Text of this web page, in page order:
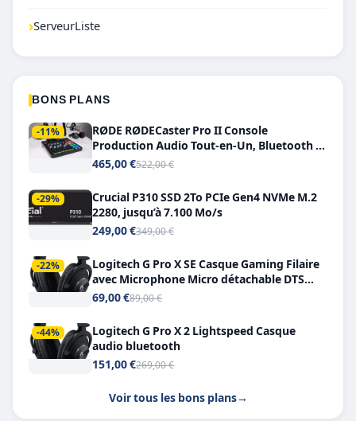
›ServeurListe
BONS PLANS
-11%
RØDE RØDECaster Pro II Console
Production Audio Tout-en-Un, Bluetooth et
Double USB-C
465,00 €522,00 €
-29%
Crucial P310 SSD 2To PCIe Gen4 NVMe M.2
2280, jusqu’à 7.100 Mo/s
249,00 €349,00 €
-22%
Logitech G Pro X SE Casque Gaming Filaire
avec Microphone Micro détachable DTS
Headphone X 7.1
69,00 €89,00 €
-44%
Logitech G Pro X 2 Lightspeed Casque
audio bluetooth
151,00 €269,00 €
Voir tous les bons plans→